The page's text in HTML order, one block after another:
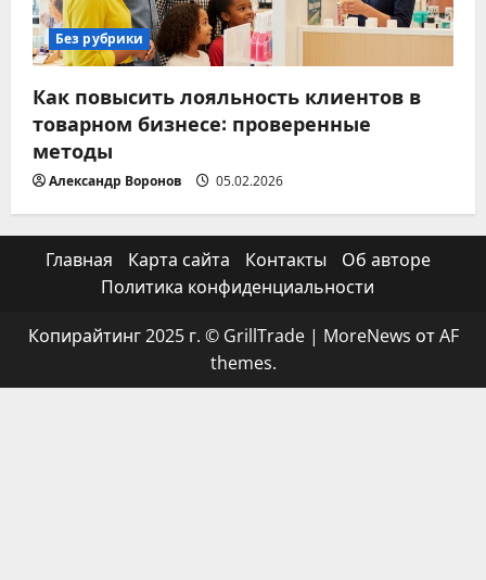
Без рубрики
Как повысить лояльность клиентов в
товарном бизнесе: проверенные
методы
Александр Воронов 05.02.2026
Главная Карта сайта Контакты
Об авторе
Политика конфиденциальности
Копирайтинг 2025 г. © GrillTrade | MoreNews от AF
themes.